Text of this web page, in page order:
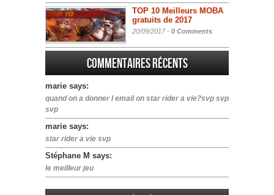
TOP 10 Meilleurs MOBA
gratuits de 2017
20/09/2017 - 0 Comments
Commentaires récents
marie says:
quand on a donner l email on star rider a vie?svp svp
svp
marie says:
star rider a vie svp
Stéphane M says:
le meilleur jeu